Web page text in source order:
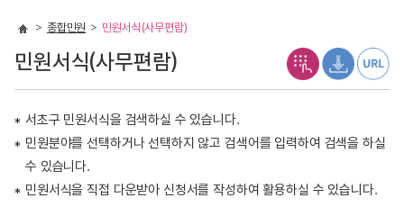
종합민원 민원서식(사무편람)
민원서식(사무편람)
* 서초구 민원서식을 검색하실 수 있습니다.
* 민원분야를 선택하거나 선택하지 않고 검색어를 입력하여 검색을 하실
수 있습니다.
* 민원서식을 직접 다운받아 신청서를 작성하여 활용하실 수 있습니다.